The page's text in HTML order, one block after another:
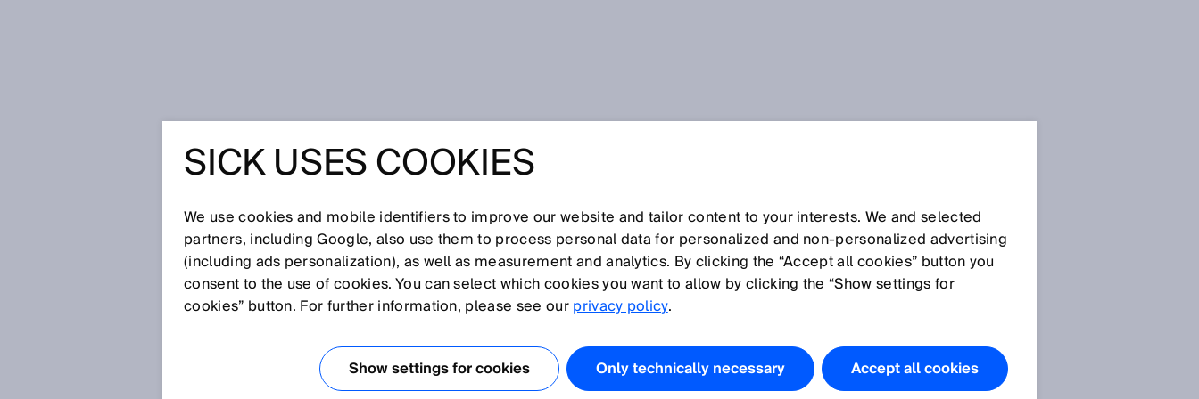
Glossar
[0-9] A B C D E F G H I J K L M N O P Q R S T U V W X Y Z
AOPD
protective device) ist eine BWS, deren Sendeelemente optische Strahlung auf
Empfangselemente senden. Die AOPD detektiert ein undurchsichtiges Objekt, wenn es
SICK USES COOKIES
We use cookies and mobile identifiers to improve our website and tailor content to your interests. We and selected
partners, including Google, also use them to process personal data for personalized and non‑personalized advertising
(including ads personalization), as well as measurement and analytics. By clicking the “Accept all cookies” button you
consent to the use of cookies. You can select which cookies you want to allow by clicking the “Show settings for
cookies” button. For further information, please see ourprivacy policy.
Show settings for cookies Only technically necessary Accept all cookies